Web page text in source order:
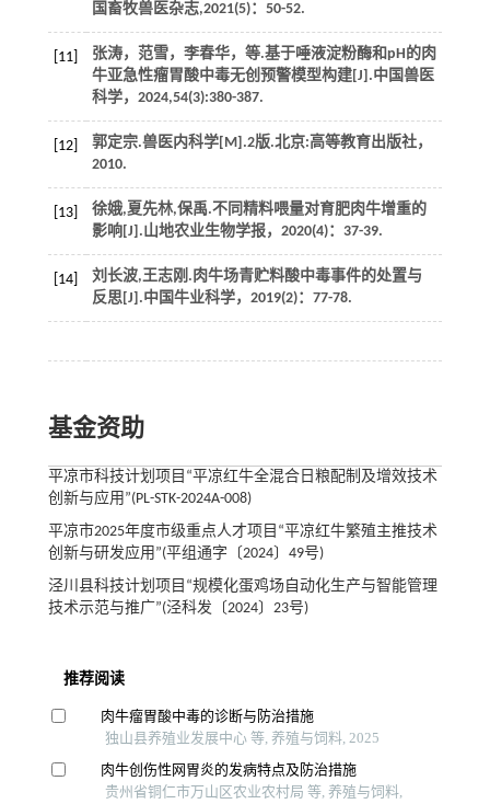
国畜牧兽医杂志,2021(5)：50-52.
[11] 张涛，范雪，李春华， 等.基于唾液淀粉酶和pH的肉
牛亚急性瘤胃酸中毒无创预警模型构建[J].中国兽医
科学， 2024,54(3):380-387.
[12] 郭定宗.兽医内科学[M].2版.北京:高等教育出版社，
2010.
[13]
徐娥,夏先林,保禹.不同精料喂量对育肥肉牛增重的
影响[J]. 山地农业生物学报， 2020(4)：37-39.
[14]
刘长波,王志刚.肉牛场青贮料酸中毒事件的处置与
反思[J].中国牛业科学， 2019(2)：77-78.
基金资助
平凉市科技计划项目“平凉红牛全混合日粮配制及增效技术
创新与应用”(PL-STK-2024A-008)
平凉市2025年度市级重点人才项目“平凉红牛繁殖主推技术
创新与研发应用”(平组通字〔2024〕49号)
泾川县科技计划项目“规模化蛋鸡场自动化生产与智能管理
技术示范与推广”(泾科发〔2024〕23号)